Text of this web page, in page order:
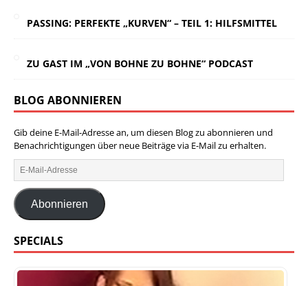
PASSING: PERFEKTE „KURVEN“ – TEIL 1: HILFSMITTEL
ZU GAST IM „VON BOHNE ZU BOHNE“ PODCAST
BLOG ABONNIEREN
Gib deine E-Mail-Adresse an, um diesen Blog zu abonnieren und
Benachrichtigungen über neue Beiträge via E-Mail zu erhalten.
Abonnieren
SPECIALS